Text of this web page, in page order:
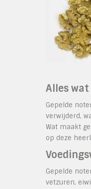
Alles
Gepelde
verwijderd,
Wat maakt
op deze
Gepelde
vetzuren,